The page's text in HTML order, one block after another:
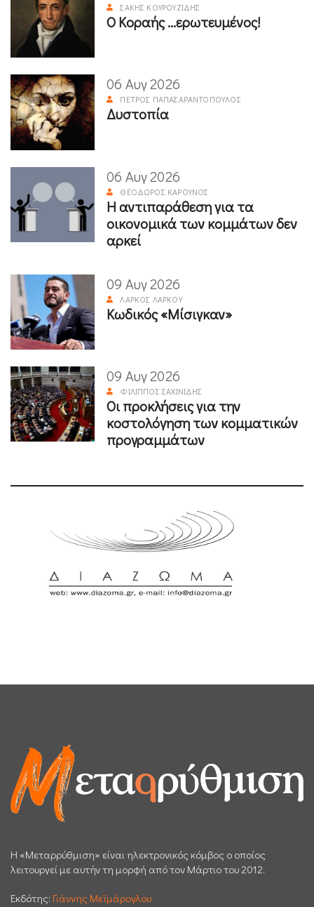
ΣΆΚΗΣ ΚΟΥΡΟΥΖΊΔΗΣ
Ο Κοραής ...ερωτευμένος!
06 Αυγ 2026
ΠΈΤΡΟΣ ΠΑΠΑΣΑΡΑΝΤΌΠΟΥΛΟΣ
Δυστοπία
06 Αυγ 2026
ΘΕΌΔΩΡΟΣ ΚΑΡΟΎΝΟΣ
Η αντιπαράθεση για τα
οικονομικά των κομμάτων δεν
αρκεί
09 Αυγ 2026
ΛΆΡΚΟΣ ΛΆΡΚΟΥ
Κωδικός «Μίσιγκαν»
09 Αυγ 2026
ΦΊΛΙΠΠΟΣ ΣΑΧΙΝΊΔΗΣ
Οι προκλήσεις για την
κοστολόγηση των κομματικών
προγραμμάτων
H «Μεταρρύθμιση» είναι ηλεκτρονικός κόμβος ο οποίος
λειτουργεί με αυτήν τη μορφή από τον Μάρτιο του 2012.
Εκδότης: Γιάννης Μεϊμάρογλου